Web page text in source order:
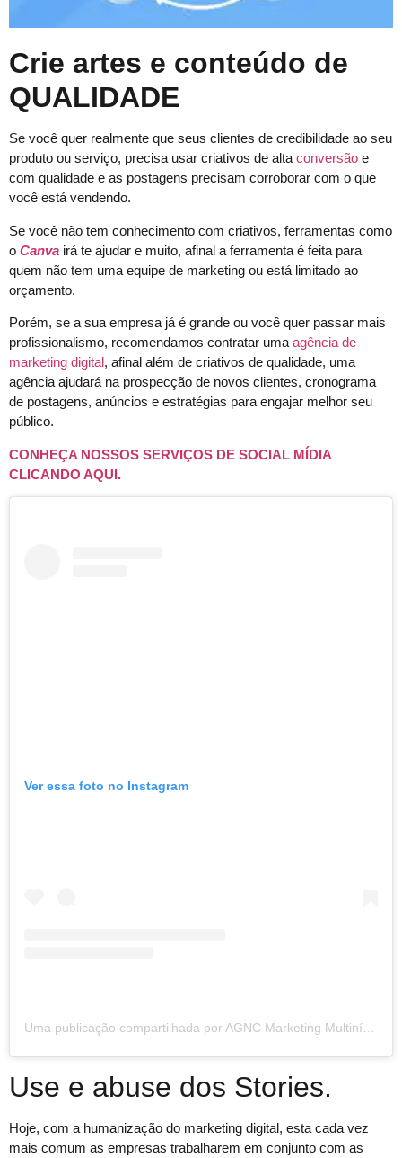
Crie artes e conteúdo de
QUALIDADE
Se você quer realmente que seus clientes de credibilidade ao seu
produto ou serviço, precisa usar criativos de altaconversão e
com qualidade e as postagens precisam corroborar com o que
você está vendendo.
Se você não tem conhecimento com criativos, ferramentas como
o Canva irá te ajudar e muito, afinal a ferramenta é feita para
quem não tem uma equipe de marketing ou está limitado ao
orçamento.
Porém, se a sua empresa já é grande ou você quer passar mais
profissionalismo, recomendamos contratar uma agência de
marketing digital, afinal além de criativos de qualidade, uma
agência ajudará na prospecção de novos clientes, cronograma
de postagens, anúncios e estratégias para engajar melhor seu
público.
CONHEÇA NOSSOS SERVIÇOS DE SOCIAL MÍDIA
CLICANDO AQUI.
Ver essa foto no Instagram
Uma publicação compartilhada por AGNC Marketing Multinível (@agncmarketing)
Use e abuse dos Stories.
Hoje, com a humanização do marketing digital, esta cada vez
mais comum as empresas trabalharem em conjunto com as